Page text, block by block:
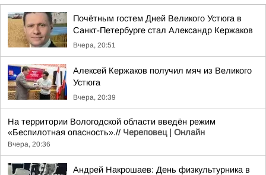
Почётным гостем Дней Великого Устюга в
Санкт-Петербурге стал Александр Кержаков
Вчера, 20:51
Алексей Кержаков получил мяч из Великого
Устюга
Вчера, 20:39
На территории Вологодской области введён режим
«Беспилотная опасность».// Череповец | Онлайн
Вчера, 20:36
Андрей Накрошаев: День физкультурника в